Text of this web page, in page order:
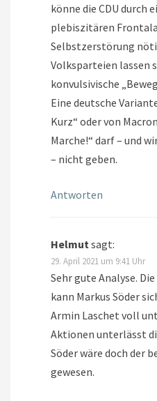
könne die CDU durch
plebiszitären
Selbstzerstörung
Volksparteien lassen
konvulsivische
Eine deutsche
Kurz“ oder von
Marche!“ darf – und
– nicht geben.
Antworten
Helmutsagt:
29. April 2021 um 9:41 Uhr
Sehr gute Analyse.
kann Markus Söder
Armin Laschet voll
Aktionen unterlässt
Söder wäre doch der
gewesen.